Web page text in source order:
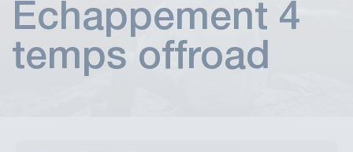
Échappement 4
temps offroad